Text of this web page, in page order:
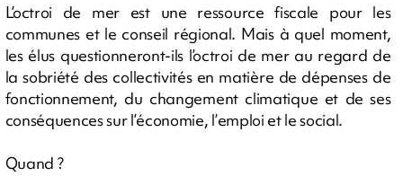
L’octroi de mer est une ressource fiscale pour les
communes et le conseil régional. Mais à quel moment,
les élus questionneront-ils l’octroi de mer au regard de
la sobriété des collectivités en matière de dépenses de
fonctionnement, du changement climatique et de ses
conséquences sur l’économie, l’emploi et le social.
Quand ?